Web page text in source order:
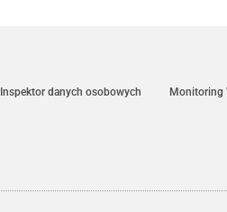
Inspektor danych osobowych Monitoring